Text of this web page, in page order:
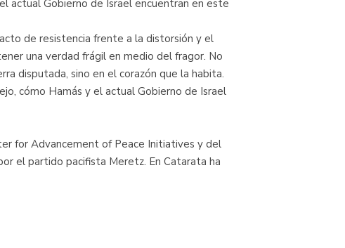
actual Gobierno de Israel encuentran en este
de resistencia frente a la distorsión y el
una verdad frágil en medio del fragor. No
disputada, sino en el corazón que la habita.
cómo Hamás y el actual Gobierno de Israel
for Advancement of Peace Initiatives y del
el partido pacifista Meretz. En Catarata ha